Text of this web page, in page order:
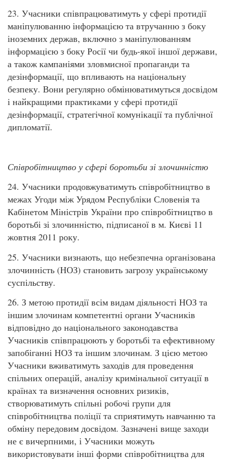
23. Учасники співпрацюватимуть у сфері протидії
маніпулюванню інформацією та втручанню з боку
іноземних держав, включно з маніпулюванням
інформацією з боку Росії чи будь-якої іншої держави,
а також кампаніями зловмисної пропаганди та
дезінформації, що впливають на національну
безпеку. Вони регулярно обмінюватимуться досвідом
і найкращими практиками у сфері протидії
дезінформації, стратегічної комунікації та публічної
дипломатії.
Співробітництво у сфері боротьби зі злочинністю
24. Учасники продовжуватимуть співробітництво в
межах Угоди між Урядом Республіки Словенія та
Кабінетом Міністрів України про співробітництво в
боротьбі зі злочинністю, підписаної в м. Києві 11
жовтня 2011 року.
25. Учасники визнають, що небезпечна організована
злочинність (НОЗ) становить загрозу українському
суспільству.
26. З метою протидії всім видам діяльності НОЗ та
іншим злочинам компетентні органи Учасників
відповідно до національного законодавства
Учасників співпрацюють у боротьбі та ефективному
запобіганні НОЗ та іншим злочинам. З цією метою
Учасники вживатимуть заходів для проведення
спільних операцій, аналізу кримінальної ситуації в
країнах та визначення основних ризиків,
створюватимуть спільні робочі групи для
співробітництва поліції та сприятимуть навчанню та
обміну передовим досвідом. Зазначені вище заходи
не є вичерпними, і Учасники можуть
використовувати інші форми співробітництва для